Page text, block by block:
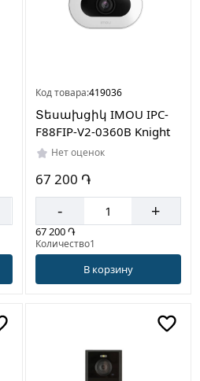
Код товара:419036
Տեսախցիկ IMOU IPC-
F88FIP-V2-0360B Knight
Нет оценок
67 200 ֏
- +
67 200 ֏
Количество1
В корзину